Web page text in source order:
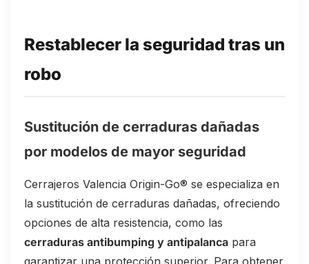
Restablecer la seguridad tras un
robo
Sustitución de cerraduras dañadas
por modelos de mayor seguridad
Cerrajeros Valencia Origin-Go® se especializa en
la sustitución de cerraduras dañadas, ofreciendo
opciones de alta resistencia, como las
cerraduras antibumping y antipalanca para
garantizar una protección superior. Para obtener